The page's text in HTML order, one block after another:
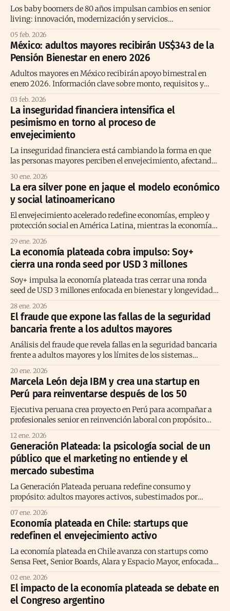
Los baby boomers de 80 años impulsan cambios en senior
living: innovación, modernización y servicios
personalizados marcan la nueva etapa del sector.
05 feb. 2026
México: adultos mayores recibirán US$343 de la
Pensión Bienestar en enero 2026
Adultos mayores en México recibirán apoyo bimestral en
enero 2026. Información clave sobre monto, requisitos y
entrega de la Pensión Bienestar.
03 feb. 2026
La inseguridad financiera intensifica el
pesimismo en torno al proceso de
envejecimiento
La inseguridad financiera está cambiando la forma en que
las personas mayores perciben el envejecimiento, afectando
30 ene. 2026
La era silver pone en jaque el modelo económico
y social latinoamericano
El envejecimiento acelerado redefine economías, empleo y
protección social en América Latina, mientras la economía
29 ene. 2026
La economía plateada cobra impulso: Soy+
cierra una ronda seed por USD 3 millones
Soy+ impulsa la economía plateada tras cerrar una ronda
seed de USD 3 millones enfocada en bienestar y longevidad
28 ene. 2026
El fraude que expone las fallas de la seguridad
bancaria frente a los adultos mayores
Análisis del fraude que revela fallas en la seguridad bancaria
frente a adultos mayores y los límites de los sistemas
20 ene. 2026
Marcela León deja IBM y crea una startup en
Perú para reinventarse después de los 50
Ejecutiva peruana crea proyecto en Perú para acompañar a
profesionales senior en reinvención laboral con propósito
12 ene. 2026
Generación Plateada: la psicología social de un
público que el marketing no entiende y el
mercado subestima
La Generación Plateada peruana redefine consumo y
propósito: adultos mayores activos, subestimados por
07 ene. 2026
Economía plateada en Chile: startups que
redefinen el envejecimiento activo
La economía plateada en Chile avanza con startups como
Sensa Feet, Senior Boards, Alara y Espacio Mayor, enfocadas
02 ene. 2026
El impacto de la economía plateada se debate en
el Congreso argentino